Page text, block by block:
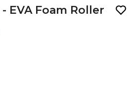
EVA Foam Roller